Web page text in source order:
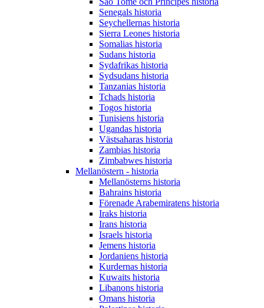
Senegals historia
Seychellernas historia
Sierra Leones historia
Somalias historia
Sudans historia
Sydafrikas historia
Sydsudans historia
Tanzanias historia
Tchads historia
Togos historia
Tunisiens historia
Ugandas historia
Västsaharas historia
Zambias historia
Zimbabwes historia
Mellanöstern - historia
Mellanösterns historia
Bahrains historia
Förenade Arabemiratens historia
Iraks historia
Irans historia
Israels historia
Jemens historia
Jordaniens historia
Kurdernas historia
Kuwaits historia
Libanons historia
Omans historia